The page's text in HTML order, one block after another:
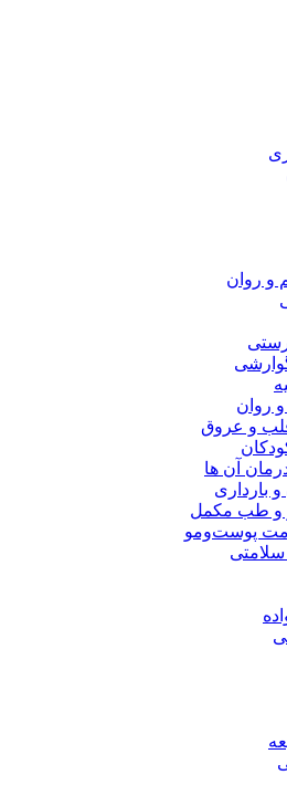
روان
روان
و عروق
آن ها
بارداری
و طب مکمل
پوست‌ومو